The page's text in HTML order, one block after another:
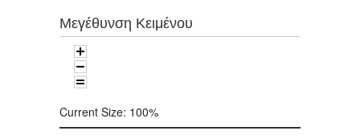
Μεγέθυνση Κειμένου
Current Size: 100%